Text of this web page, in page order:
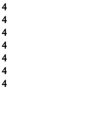
4
4
4
4
4
4
4